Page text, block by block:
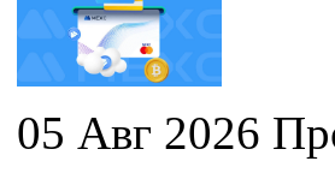
05 Авг 2026